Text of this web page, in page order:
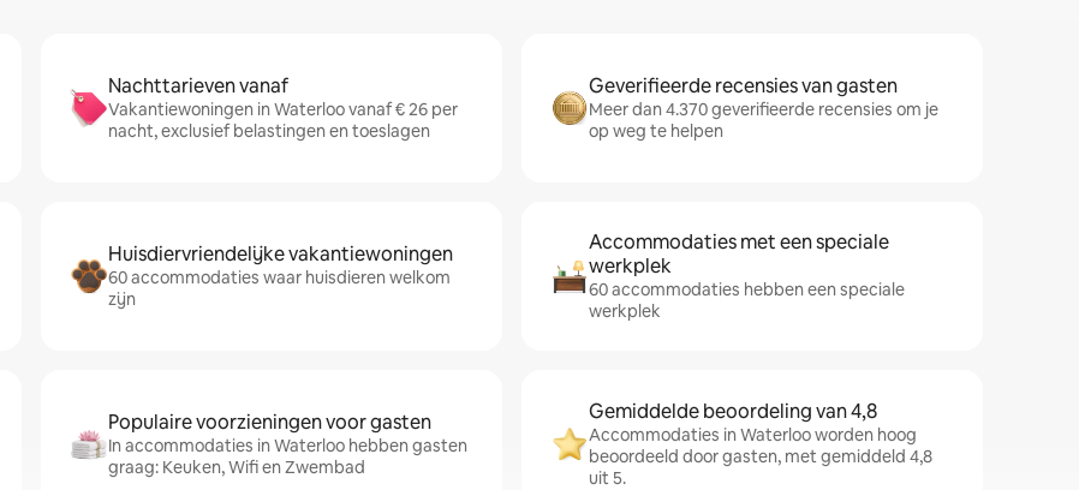
Nachttarieven vanaf
Vakantiewoningen in Waterloo vanaf € 26 per
nacht, exclusief belastingen en toeslagen
Geverifieerde recensies van gasten
Meer dan 4.370 geverifieerde recensies om je
op weg te helpen
Huisdiervriendelijke vakantiewoningen
60 accommodaties waar huisdieren welkom
zijn
Accommodaties met een speciale
werkplek
60 accommodaties hebben een speciale
werkplek
Populaire voorzieningen voor gasten
In accommodaties in Waterloo hebben gasten
graag: Keuken, Wifi en Zwembad
Gemiddelde beoordeling van 4,8
Accommodaties in Waterloo worden hoog
beoordeeld door gasten, met gemiddeld 4,8
uit 5.